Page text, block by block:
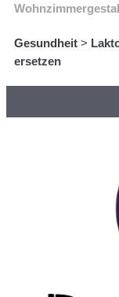
Gesundheit >
ersetzen